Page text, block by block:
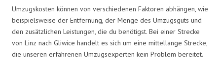
Umzugskosten können von verschiedenen Faktoren abhängen, wie
beispielsweise der Entfernung, der Menge des Umzugsguts und
den zusätzlichen Leistungen, die du benötigst. Bei einer Strecke
von Linz nach Gliwice handelt es sich um eine mittellange Strecke,
die unseren erfahrenen Umzugsexperten kein Problem bereitet.